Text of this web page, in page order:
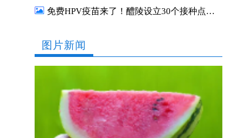
免费HPV疫苗来了！醴陵设立30个接种点，你关心的接种事项，速戳了解→
图片新闻